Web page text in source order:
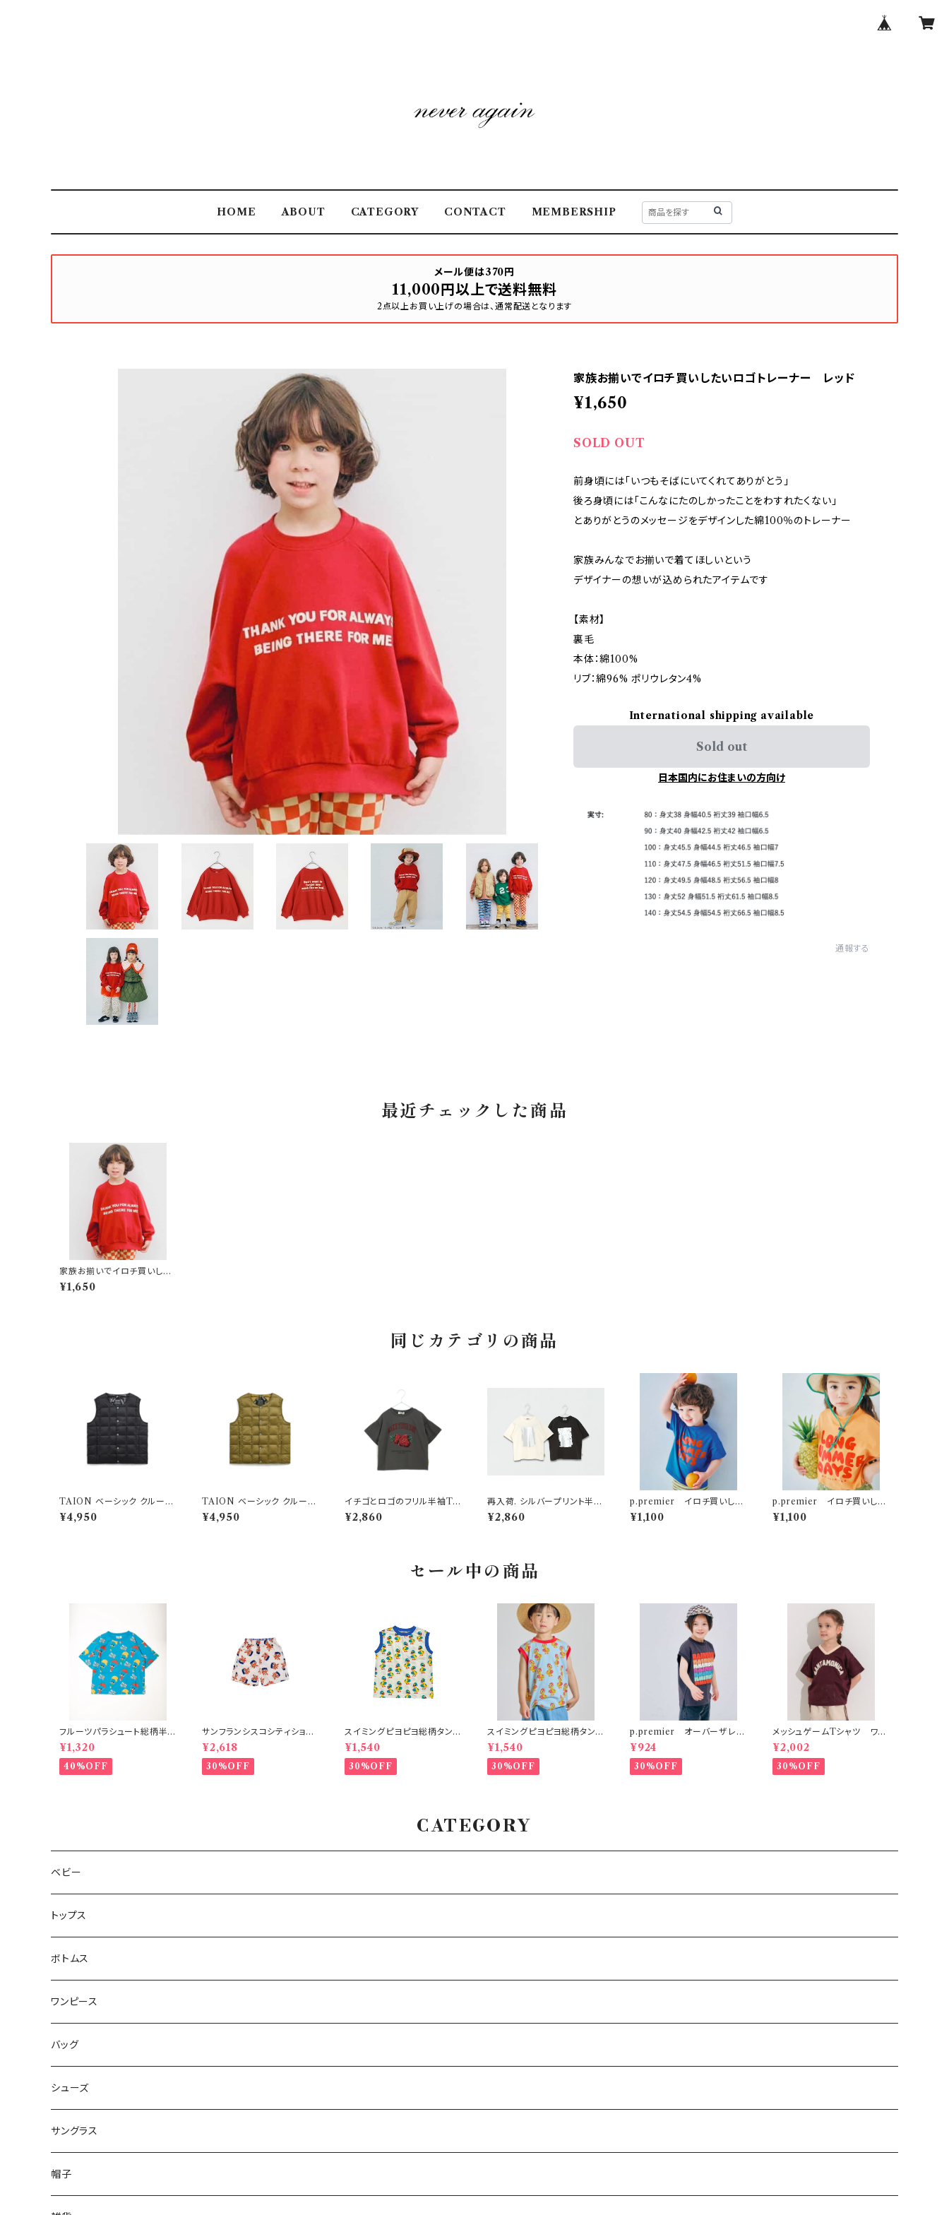
HOME ABOUT CATEGORY CONTACT MEMBERSHIP
メール便は370円
11,000円以上で送料無料
2点以上お買い上げの場合は、通常配送となります
家族お揃いでイロチ買いしたいロゴトレーナー レッド
¥1,650
SOLD OUT
前身頃には「いつもそばにいてくれてありがとう」
後ろ身頃には「こんなにたのしかったことをわすれたくない」
とありがとうのメッセージをデザインした綿100％のトレーナー
家族みんなでお揃いで着てほしいという
デザイナーの想いが込められたアイテムです
【素材】
裏毛
本体：綿100%
リブ：綿96% ポリウレタン4%
International shipping available
Sold out
日本国内にお住まいの方向け
通報する
最近チェックした商品
家族お揃いでイロチ買いした
いロゴトレーナー レッド
¥1,650
同じカテゴリの商品
TAION ベーシック クルーネ
ック インナーダウンベスト ブ
ラック
¥4,950
TAION ベーシック クルーネ
ック インナーダウンベスト ベ
ージュ
¥4,950
イチゴとロゴのフリル半袖Tシ
¥2,860
再入荷. シルバープリント半袖
Tシャツ 150-160cm
¥2,860
p.premier イロチ買いした
いノーバケーションノーサマー
¥1,100
p.premier イロチ買いした
いノーバケーションノーサマー
¥1,100
セール中の商品
フルーツパラシュート総柄半
袖Tシャツ ブルー
¥1,320
40%OFF
サンフランシスコシティショー
ツ オフホワイト 150-160
¥2,618
30%OFF
スイミングピヨピヨ総柄タンク
トップ アイボリー
¥1,540
30%OFF
スイミングピヨピヨ総柄タンク
トップ サックス
¥1,540
30%OFF
p.premier オーバーザレイ
ンボータンクTシャツ リンク
¥924
30%OFF
メッシュゲームTシャツ ワイ
ンレッド
¥2,002
30%OFF
CATEGORY
ベビー
トップス
ボトムス
ワンピース
バッグ
シューズ
サングラス
帽子